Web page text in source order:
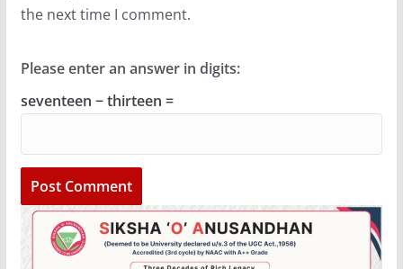
the next time I comment.
Please enter an answer in digits:
seventeen − thirteen =